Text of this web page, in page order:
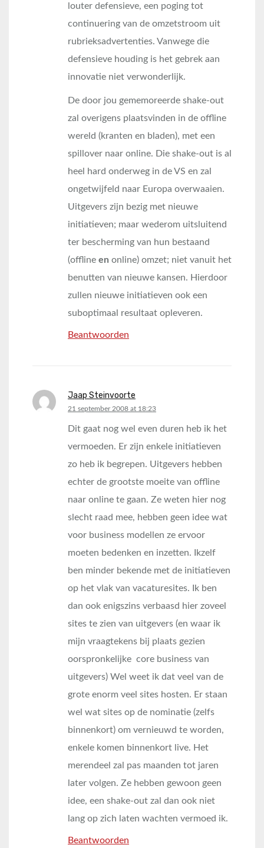
louter defensieve, een poging tot
continuering van de omzetstroom uit
rubrieksadvertenties. Vanwege die
defensieve houding is het gebrek aan
innovatie niet verwonderlijk.
De door jou gememoreerde shake-out
zal overigens plaatsvinden in de offline
wereld (kranten en bladen), met een
spillover naar online. Die shake-out is al
heel hard onderweg in de VS en zal
ongetwijfeld naar Europa overwaaien.
Uitgevers zijn bezig met nieuwe
initiatieven; maar wederom uitsluitend
ter bescherming van hun bestaand
(offline en online) omzet; niet vanuit het
benutten van nieuwe kansen. Hierdoor
zullen nieuwe initiatieven ook een
suboptimaal resultaat opleveren.
Beantwoorden
Jaap Steinvoorte
says:
21 september 2008 at 18:23
Dit gaat nog wel even duren heb ik het
vermoeden. Er zijn enkele initiatieven
zo heb ik begrepen. Uitgevers hebben
echter de grootste moeite van offline
naar online te gaan. Ze weten hier nog
slecht raad mee, hebben geen idee wat
voor business modellen ze ervoor
moeten bedenken en inzetten. Ikzelf
ben minder bekende met de initiatieven
op het vlak van vacaturesites. Ik ben
dan ook enigszins verbaasd hier zoveel
sites te zien van uitgevers (en waar ik
mijn vraagtekens bij plaats gezien
oorspronkelijke core business van
uitgevers) Wel weet ik dat veel van de
grote enorm veel sites hosten. Er staan
wel wat sites op de nominatie (zelfs
binnenkort) om vernieuwd te worden,
enkele komen binnenkort live. Het
merendeel zal pas maanden tot jaren
later volgen. Ze hebben gewoon geen
idee, een shake-out zal dan ook niet
lang op zich laten wachten vermoed ik.
Beantwoorden